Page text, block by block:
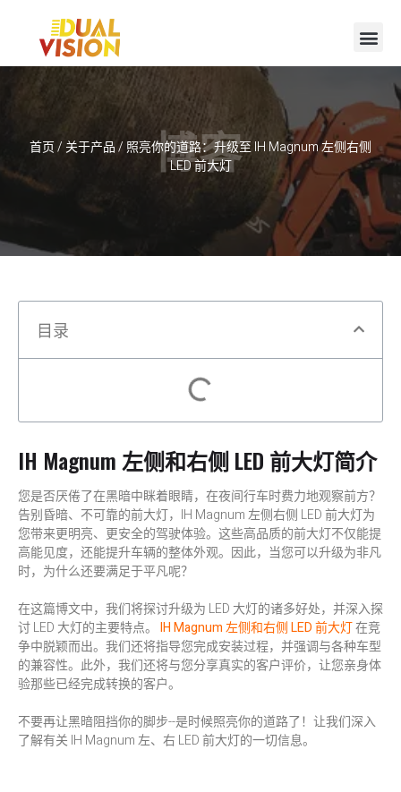
首页/ 关于产品/ 照亮你的道路：升级至 IH Magnum 左侧右侧
LED 前大灯
博客
目录
IH Magnum 左侧和右侧 LED 前大灯简介
您是否厌倦了在黑暗中眯着眼睛，在夜间行车时费力地观察前方？
告别昏暗、不可靠的前大灯，IH Magnum 左侧右侧 LED 前大灯为
您带来更明亮、更安全的驾驶体验。这些高品质的前大灯不仅能提
高能见度，还能提升车辆的整体外观。因此，当您可以升级为非凡
时，为什么还要满足于平凡呢？
在这篇博文中，我们将探讨升级为 LED 大灯的诸多好处，并深入探
讨 LED 大灯的主要特点。 IH Magnum 左侧和右侧 LED 前大灯在竞
争中脱颖而出。我们还将指导您完成安装过程，并强调与各种车型
的兼容性。此外，我们还将与您分享真实的客户评价，让您亲身体
验那些已经完成转换的客户。
不要再让黑暗阻挡你的脚步--是时候照亮你的道路了！让我们深入
了解有关 IH Magnum 左、右 LED 前大灯的一切信息。